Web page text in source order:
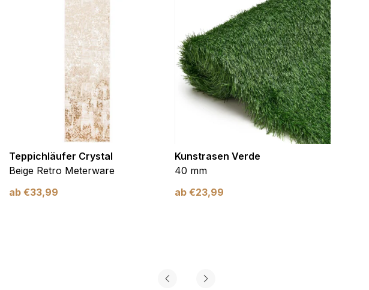
Teppichläufer Crystal
Beige Retro Meterware
ab €33,99
Kunstrasen Verde
40 mm
ab €23,99